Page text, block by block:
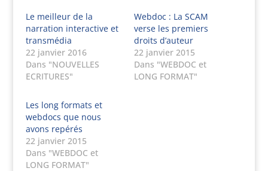
Le meilleur de la
narration interactive et
transmédia
22 janvier 2016
Dans "NOUVELLES
ECRITURES"
Webdoc : La SCAM
verse les premiers
droits d’auteur
22 janvier 2015
Dans "WEBDOC et
LONG FORMAT"
Les long formats et
webdocs que nous
avons repérés
22 janvier 2015
Dans "WEBDOC et
LONG FORMAT"